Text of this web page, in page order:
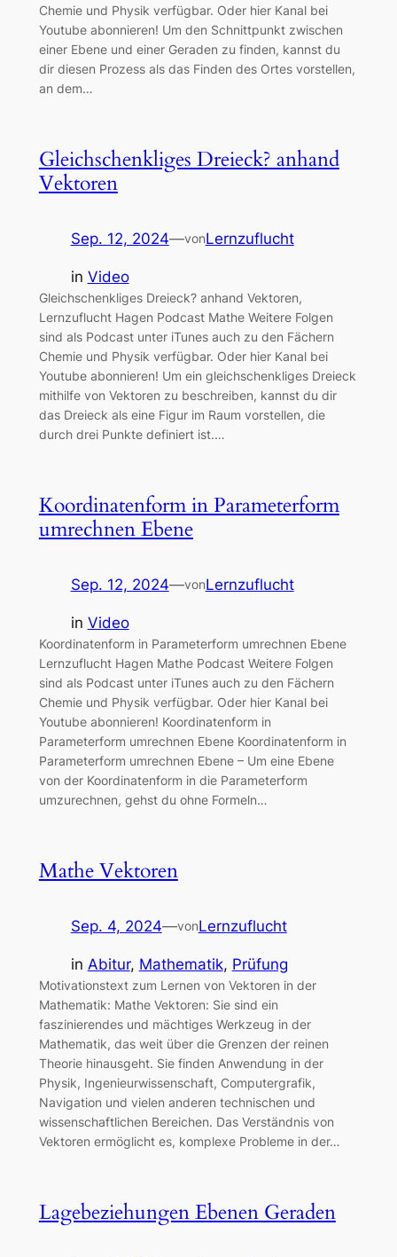
Chemie und Physik verfügbar. Oder hier Kanal bei
Youtube abonnieren! Um den Schnittpunkt zwischen
einer Ebene und einer Geraden zu finden, kannst du
dir diesen Prozess als das Finden des Ortes vorstellen,
an dem…
Gleichschenkliges Dreieck? anhand
Vektoren
Sep. 12, 2024—vonLernzuflucht
in Video
Gleichschenkliges Dreieck? anhand Vektoren,
Lernzuflucht Hagen Podcast Mathe Weitere Folgen
sind als Podcast unter iTunes auch zu den Fächern
Chemie und Physik verfügbar. Oder hier Kanal bei
Youtube abonnieren! Um ein gleichschenkliges Dreieck
mithilfe von Vektoren zu beschreiben, kannst du dir
das Dreieck als eine Figur im Raum vorstellen, die
durch drei Punkte definiert ist.…
Koordinatenform in Parameterform
umrechnen Ebene
Sep. 12, 2024—vonLernzuflucht
in Video
Koordinatenform in Parameterform umrechnen Ebene
Lernzuflucht Hagen Mathe Podcast Weitere Folgen
sind als Podcast unter iTunes auch zu den Fächern
Chemie und Physik verfügbar. Oder hier Kanal bei
Youtube abonnieren! Koordinatenform in
Parameterform umrechnen Ebene Koordinatenform in
Parameterform umrechnen Ebene – Um eine Ebene
von der Koordinatenform in die Parameterform
umzurechnen, gehst du ohne Formeln…
Mathe Vektoren
Sep. 4, 2024—vonLernzuflucht
in Abitur, Mathematik, Prüfung
Motivationstext zum Lernen von Vektoren in der
Mathematik: Mathe Vektoren: Sie sind ein
faszinierendes und mächtiges Werkzeug in der
Mathematik, das weit über die Grenzen der reinen
Theorie hinausgeht. Sie finden Anwendung in der
Physik, Ingenieurwissenschaft, Computergrafik,
Navigation und vielen anderen technischen und
wissenschaftlichen Bereichen. Das Verständnis von
Vektoren ermöglicht es, komplexe Probleme in der…
Lagebeziehungen Ebenen Geraden